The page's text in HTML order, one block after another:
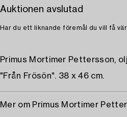
Auktionen avslutad
Har du ett liknande föremål du vill få
Primus Mortimer Pettersson,
"Från Frösön". 38 x 46 cm.
Mer om Primus Mortimer